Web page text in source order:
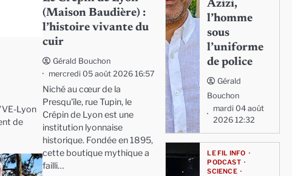
Lyon
de
(Maison Baudière) :
l’histoire vivante du
cuir
Gérald Bouchon
mercredi 05 août 2026 16:57
Niché au cœur de la
Presqu'île, rue Tupin, le
Crépin de Lyon est une
institution lyonnaise
historique. Fondée en 1895,
cette boutique mythique a
failli…
Azizi,
l’homme
sous
l’uniforme
de police
Gérald
Bouchon
mardi 04 août
2026 12:32
LE FIL INFO
PODCAST
SCIENCE